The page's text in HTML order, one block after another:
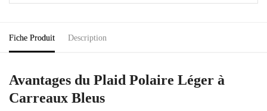
Fiche Produit Description
Avantages du Plaid Polaire Léger à
Carreaux Bleus